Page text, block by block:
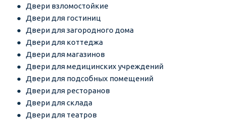
Двери взломостойкие
Двери для гостиниц
Двери для загородного дома
Двери для коттеджа
Двери для магазинов
Двери для медицинских учреждений
Двери для подсобных помещений
Двери для ресторанов
Двери для склада
Двери для театров